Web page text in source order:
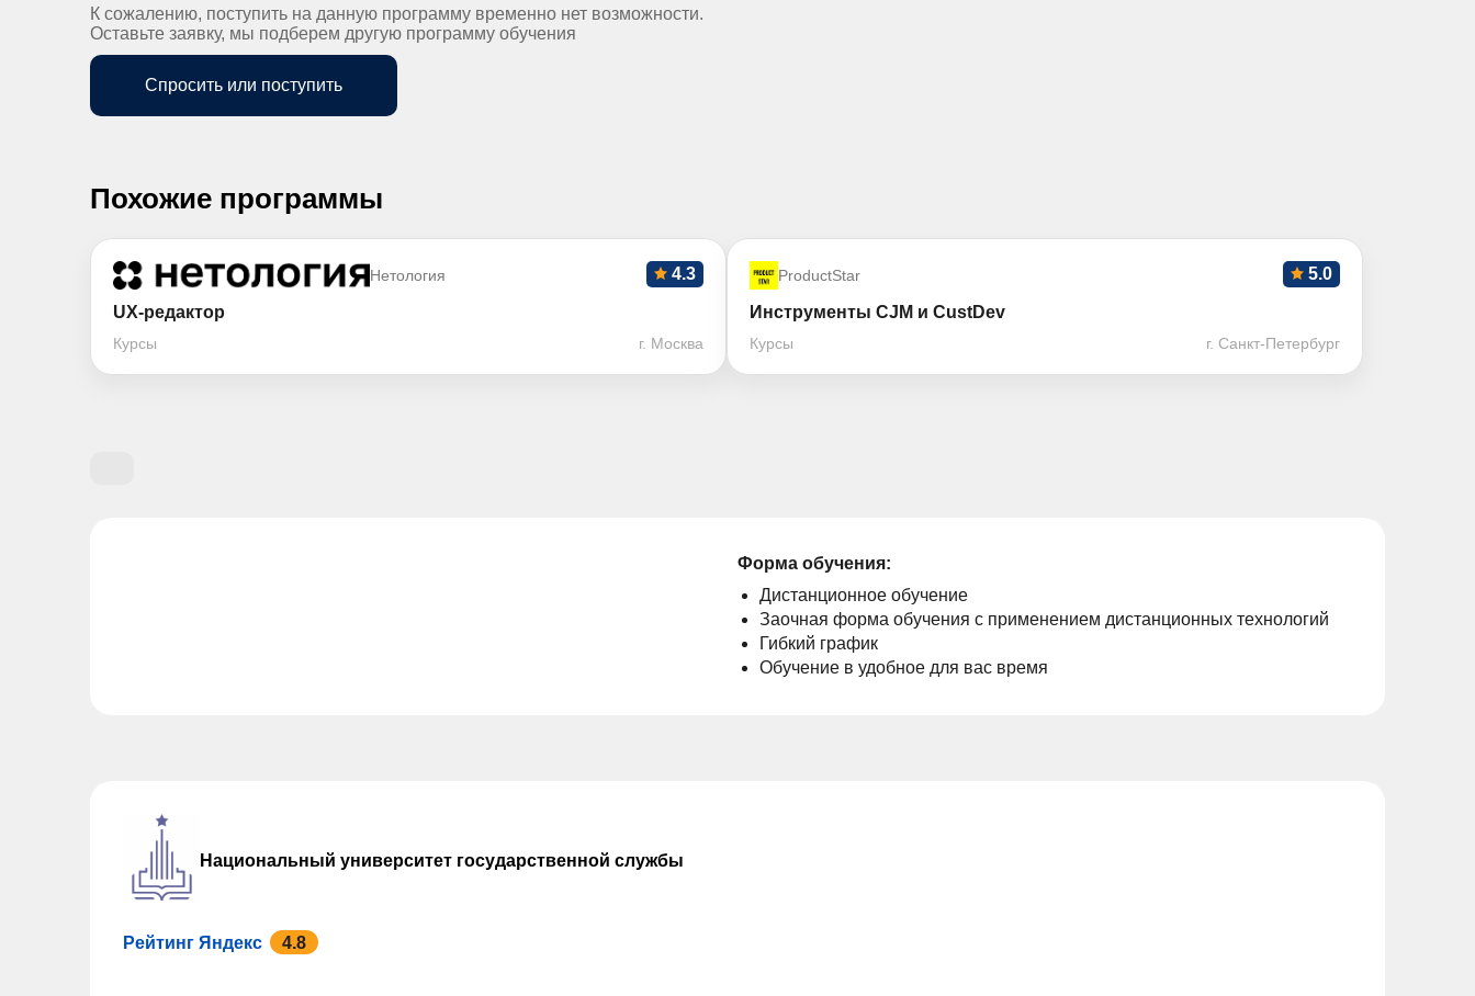
К сожалению, поступить на данную программу временно нет возможности.
Оставьте заявку, мы подберем другую программу обучения
Спросить или поступить
Похожие программы
Нетология 4.3
UX-редактор
Курсы г. Москва
ProductStar 5.0
Инструменты CJM и CustDev
Курсы г. Санкт-Петербург
Форма обучения:
Дистанционное обучение
Заочная форма обучения с применением дистанционных технологий
Гибкий график
Обучение в удобное для вас время
Национальный университет государственной службы
Рейтинг Яндекс 4.8